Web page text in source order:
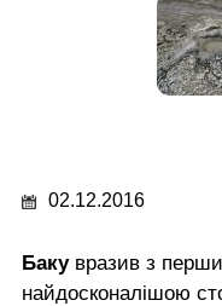
02.12.2016
Баку вразив з
найдосконалішою